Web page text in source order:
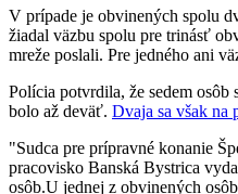
V prípade je obvinených spolu
žiadal väzbu spolu pre trinásť
mreže poslali. Pre jedného ani
Polícia potvrdila, že sedem
bolo až deväť. Dvaja sa však na
"Sudca pre prípravné konanie
pracovisko Banská Bystrica
osôb.U jednej z obvinených